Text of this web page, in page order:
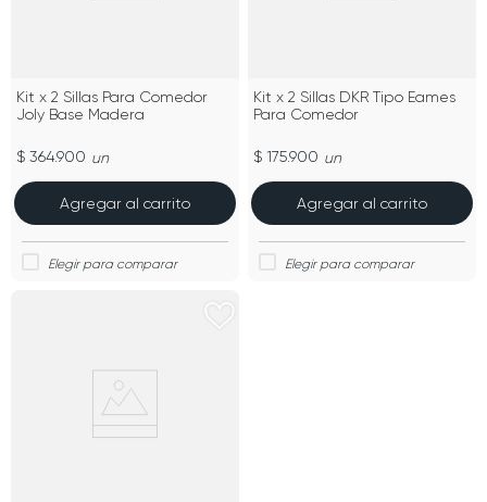
Kit x 2 Sillas Para Comedor
Joly Base Madera
$ 364.900 un
Agregar al carrito
Kit x 2 Sillas DKR Tipo Eames
Para Comedor
$ 175.900 un
Agregar al carrito